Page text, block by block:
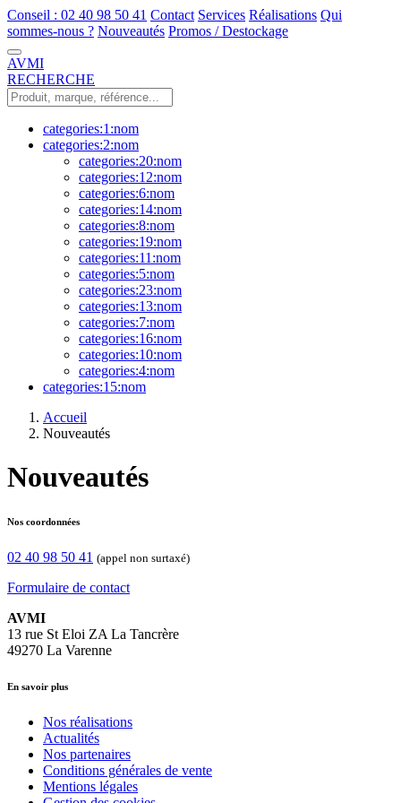
Conseil : 02 40 98 50 41 Contact Services Réalisations Qui
sommes-nous ? Nouveautés Promos / Destockage
AVMI
RECHERCHE
categories:1:nom
categories:2:nom
categories:20:nom
categories:12:nom
categories:6:nom
categories:14:nom
categories:8:nom
categories:19:nom
categories:11:nom
categories:5:nom
categories:23:nom
categories:13:nom
categories:7:nom
categories:16:nom
categories:10:nom
categories:4:nom
categories:15:nom
Accueil
Nouveautés
Nouveautés
Nos coordonnées
02 40 98 50 41 (appel non surtaxé)
Formulaire de contact
AVMI
13 rue St Eloi ZA La Tancrère
49270 La Varenne
En savoir plus
Nos réalisations
Actualités
Nos partenaires
Conditions générales de vente
Mentions légales